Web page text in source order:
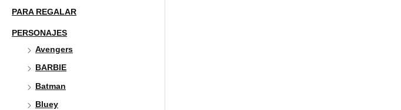
PARA REGALAR
PERSONAJES
Avengers
BARBIE
Batman
Bluey